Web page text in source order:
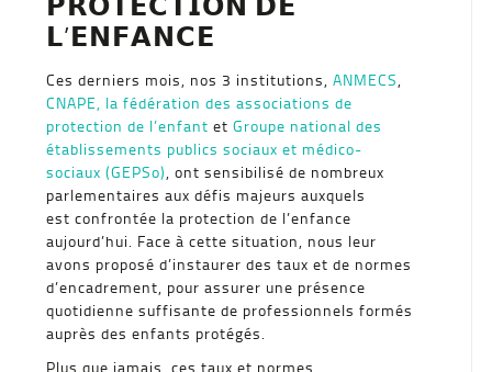
𝗟’𝗘𝗡𝗙𝗔𝗡𝗖𝗘
Ces derniers mois, nos 3 institutions, ANMECS
CNAPE, la fédération des associations de
protection de l’enfant et Groupe national des
établissements publics sociaux et médico-
sociaux (GEPSo) , ont sensibilisé de nombreux
parlementaires aux défis majeurs auxquels
est confrontée la protection de l’enfance
aujourd’hui. Face à cette situation, nous leur
avons proposé d’instaurer des taux et de normes
d’encadrement, pour assurer une présence
quotidienne suffisante de professionnels formés
auprès des enfants protégés.
Plus que jamais, ces taux et normes